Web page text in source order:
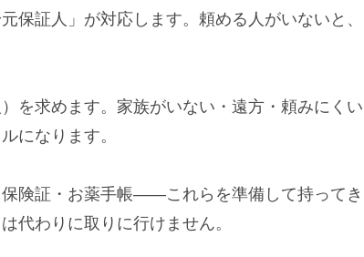
保証人」が対応します。頼める人がいないと、
を求めます。家族がいない・遠方・頼みにくい
になります。
険証・お薬手帳——これらを準備して持ってき
代わりに取りに行けません。